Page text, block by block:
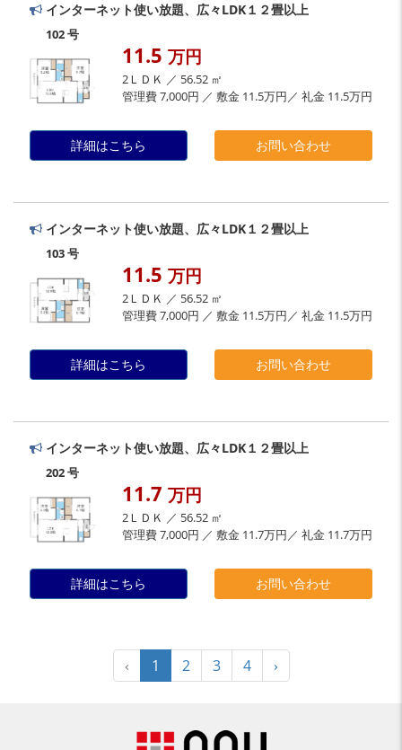
インターネット使い放題、広々LDK１２畳以上
102 号
11.5 万円
2ＬＤＫ ／ 56.52 ㎡
管理費 7,000円 ／ 敷金 11.5万円／ 礼金 11.5万円
詳細はこちら お問い合わせ
インターネット使い放題、広々LDK１２畳以上
103 号
11.5 万円
2ＬＤＫ ／ 56.52 ㎡
管理費 7,000円 ／ 敷金 11.5万円／ 礼金 11.5万円
詳細はこちら お問い合わせ
インターネット使い放題、広々LDK１２畳以上
202 号
11.7 万円
2ＬＤＫ ／ 56.52 ㎡
管理費 7,000円 ／ 敷金 11.7万円／ 礼金 11.7万円
詳細はこちら お問い合わせ
‹ 1 2 3 4 ›